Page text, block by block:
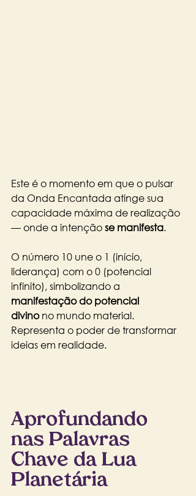
Este é o momento em que o pulsar
da Onda Encantada atinge sua
capacidade máxima de realização
— onde a intenção se manifesta.
O número 10 une o 1 (início,
liderança) com o 0 (potencial
infinito), simbolizando a
manifestação do potencial
divino no mundo material.
Representa o poder de transformar
ideias em realidade.
Aprofundando
nas Palavras
Chave da Lua
Planetária